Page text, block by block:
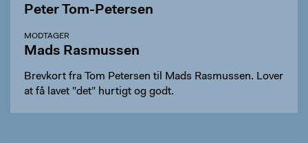
Peter Tom-Petersen
MODTAGER
Mads Rasmussen
Brevkort fra Tom Petersen til Mads Rasmussen. Lover
at få lavet "det" hurtigt og godt.